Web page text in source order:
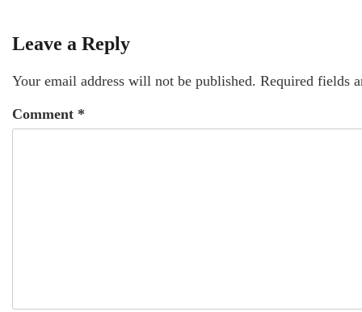
Leave a Reply
Your email address will not be published. Required fields
Comment *